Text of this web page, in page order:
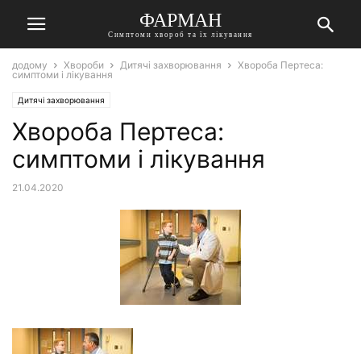
ФАРМАН
Симптоми хвороб та їх лікування
додому Хвороби Дитячі захворювання
Хвороба Пертеса:
симптоми і лікування
Дитячі захворювання
Хвороба Пертеса:
симптоми і лікування
21.04.2020